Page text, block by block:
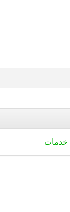
خدمات